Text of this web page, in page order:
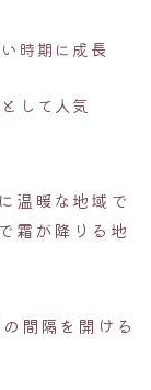
時期に成長
して人気
温暖な地域で
霜が降りる地
間隔を開ける